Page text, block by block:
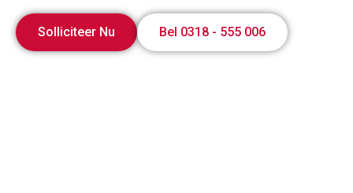
Solliciteer Nu Bel 0318 - 555 006